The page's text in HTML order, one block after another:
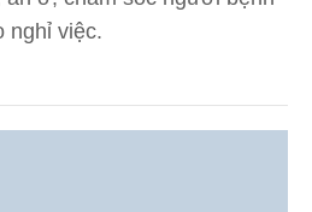
nghỉ việc.